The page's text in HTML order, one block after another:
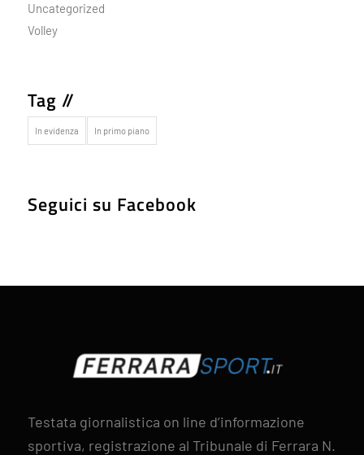
Uncategorized
Volley
Tag //
In evidenza In primo piano
Seguici su Facebook
Testata giornalistica on line d’informazione
sportiva, registrazione al Tribunale di Ferrara N.